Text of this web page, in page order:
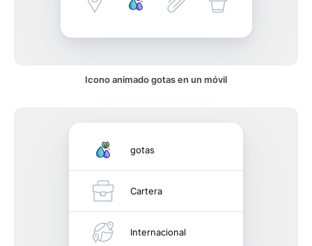
Icono animado gotas en un móvil
gotas
Cartera
Internacional